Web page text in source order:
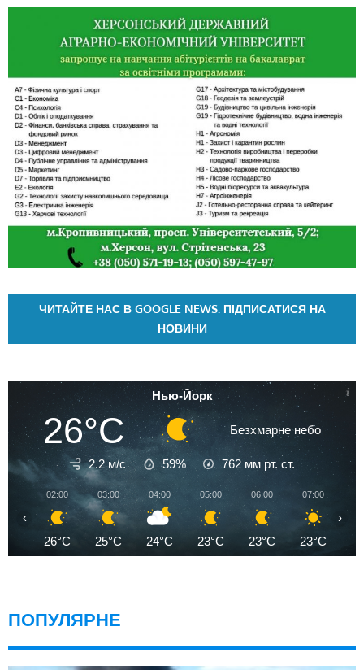
ЧИТАЙТЕ НАС В GOOGLE NEWS. ПІДПИСАТИСЯ НА
НОВИНИ
Нью-Йорк
26°C Безхмарне небо
2.2 м/с 59% 762 мм рт. ст.
02:00
26°C
03:00
25°C
04:00
24°C
05:00
23°C
06:00
23°C
07:00
23°C
‹ ›
ПОПУЛЯРНЕ